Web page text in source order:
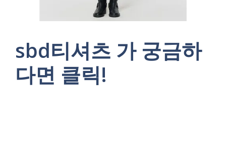
sbd티셔츠 가 궁금하
다면 클릭!